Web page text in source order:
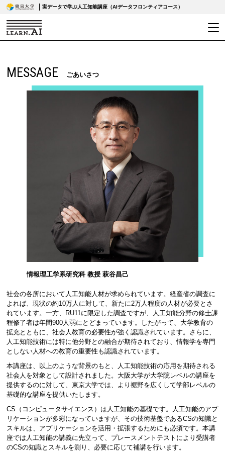
実データで学ぶ人工知能講座（AIデータフロンティアコース）
MESSAGE ごあいさつ
情報理工学系研究科 教授 萩谷昌己
社会の各所において人工知能人材が求められています。経産省の調査に
よれば、現状の約10万人に対して、新たに2万人程度の人材が必要とさ
れています。一方、RU11に限定した調査ですが、人工知能分野の修士課
程修了者は年間900人弱にとどまっています。したがって、大学教育の
拡充とともに、社会人教育の必要性が強く認識されています。さらに、
人工知能技術には特に他分野との融合が期待されており、情報学を専門
としない人材への教育の重要性も認識されています。
本講座は、以上のような背景のもと、人工知能技術の応用を期待される
社会人を対象として設計されました。大阪大学が大学院レベルの講座を
提供するのに対して、東京大学では、より裾野を広くして学部レベルの
基礎的な講座を提供いたします。
CS（コンピュータサイエンス）は人工知能の基礎です。人工知能のアプ
リケーションが多彩になっていますが、その技術基盤であるCSの知識と
スキルは、アプリケーションを活用・拡張するためにも必須です。本講
座では人工知能の講義に先立って、プレースメントテストにより受講者
のCSの知識とスキルを測り、必要に応じて補講を行います。